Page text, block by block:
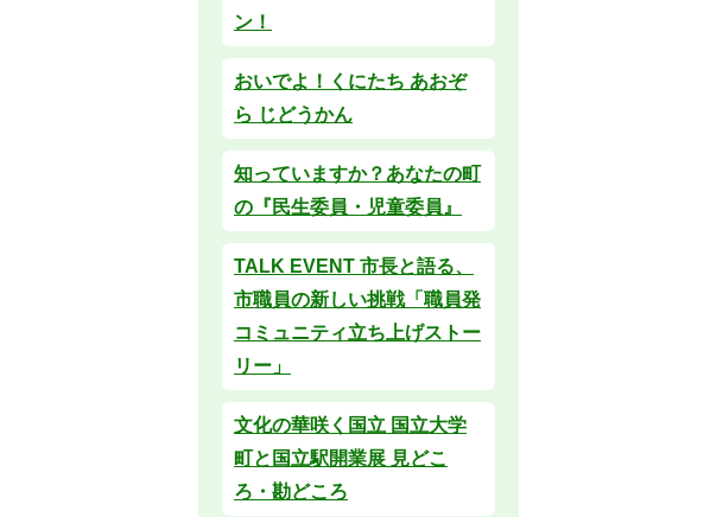
ン！
おいでよ！くにたち あおぞ
ら じどうかん
知っていますか？あなたの町
の『民生委員・児童委員』
TALK EVENT 市長と語る、
市職員の新しい挑戦「職員発
コミュニティ立ち上げストー
リー」
文化の華咲く国立 国立大学
町と国立駅開業展 見どこ
ろ・勘どころ